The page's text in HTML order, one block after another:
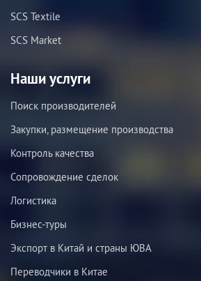
SCS Textile
SCS Market
Наши услуги
Поиск производителей
Закупки, размещение производства
Контроль качества
Сопровождение сделок
Логистика
Бизнес-туры
Экспорт в Китай и страны ЮВА
Переводчики в Китае